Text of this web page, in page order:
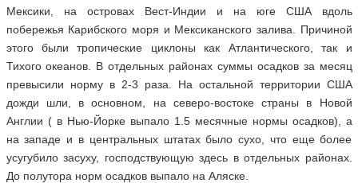
Мексики, на островах Вест-Индии и на юге США вдоль
побережья Карибского моря и Мексиканского залива. Причиной
этого были тропические циклоны как Атлантического, так и
Тихого океанов. В отдельных районах суммы осадков за месяц
превысили норму в 2-3 раза. На остальной территории США
дожди шли, в основном, на северо-востоке страны в Новой
Англии ( в Нью-Йорке выпало 1.5 месячные нормы осадков), а
на западе и в центральных штатах было сухо, что еще более
усугубило засуху, господствующую здесь в отдельных районах.
До полутора норм осадков выпало на Аляске.